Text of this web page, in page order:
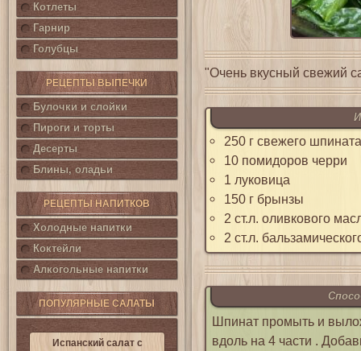
Котлеты
Гарнир
Голубцы
РЕЦЕПТЫ ВЫПЕЧКИ
Булочки и слойки
Пироги и торты
Десерты
Блины, оладьи
РЕЦЕПТЫ НАПИТКОВ
Холодные напитки
Коктейли
Алкогольные напитки
ПОПУЛЯРНЫЕ САЛАТЫ
Испанский салат с
"Очень вкусный свежий
250 г свежего шпината
10 помидоров черри
1 луковица
150 г брынзы
2 ст.л. оливкового
2 ст.л.
Шпинат промыть и
вдоль на 4 части .